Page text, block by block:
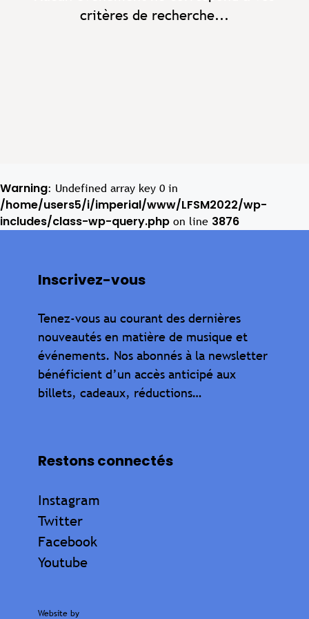
critères de recherche...
Warning: Undefined array key 0 in
/home/users5/i/imperial/www/LFSM2022/wp-
includes/class-wp-query.php on line 3876
Inscrivez-vous
Tenez-vous au courant des dernières
nouveautés en matière de musique et
événements. Nos abonnés à la newsletter
bénéficient d’un accès anticipé aux
billets, cadeaux, réductions…
Restons connectés
Instagram
Twitter
Facebook
Youtube
Website by